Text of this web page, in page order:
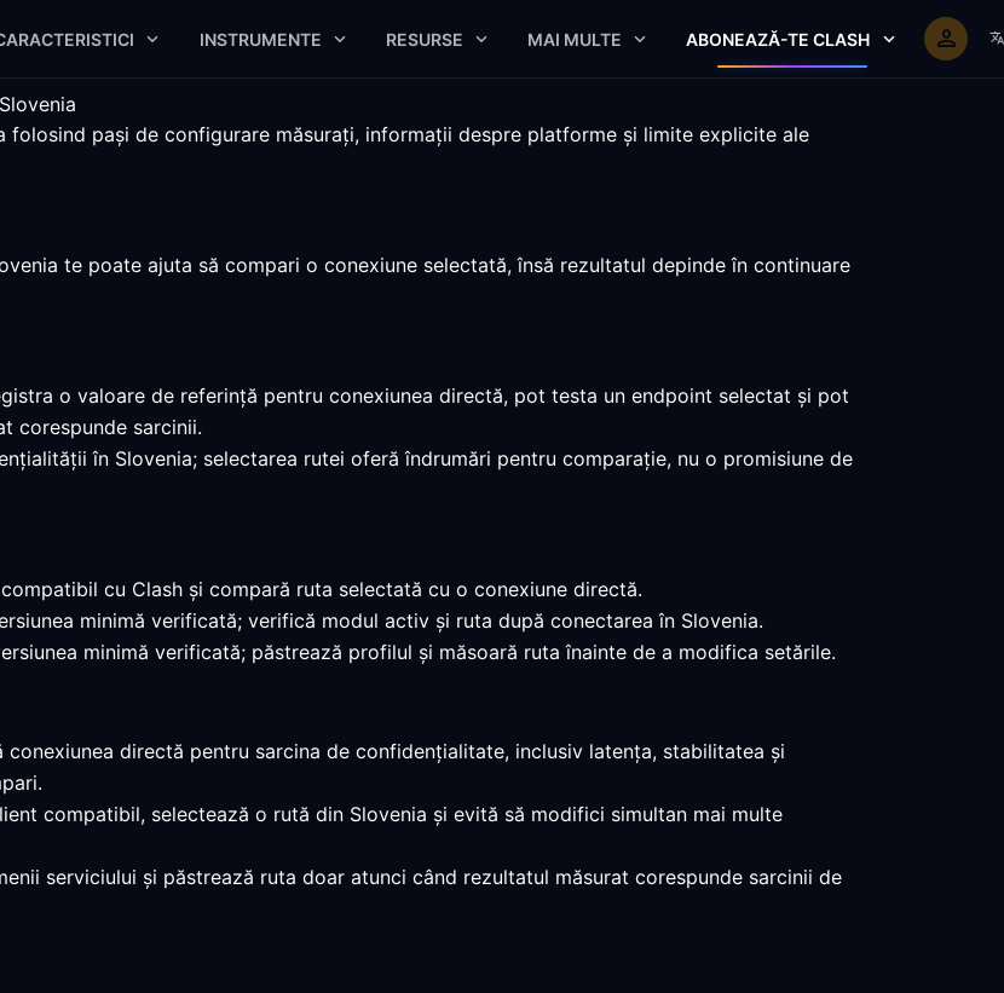
INSTRUMENTE RESURSE MAI MULTE ABONEAZĂ-TE CLASH
folosind pași de configurare măsurați, informații despre platforme și limite explicite ale
te poate ajuta să compari o conexiune selectată, însă rezultatul depinde în continuare
o valoare de referință pentru conexiunea directă, pot testa un endpoint selectat și pot
corespunde sarcinii.
în Slovenia; selectarea rutei oferă îndrumări pentru comparație, nu o promisiune de
cu Clash și compară ruta selectată cu o conexiune directă.
minimă verificată; verifică modul activ și ruta după conectarea în Slovenia.
minimă verificată; păstrează profilul și măsoară ruta înainte de a modifica setările.
conexiunea directă pentru sarcina de confidențialitate, inclusiv latența, stabilitatea și
compatibil, selectează o rută din Slovenia și evită să modifici simultan mai multe
serviciului și păstrează ruta doar atunci când rezultatul măsurat corespunde sarcinii de